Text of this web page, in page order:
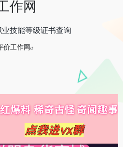
作网
技能等级证书查询
价工作网